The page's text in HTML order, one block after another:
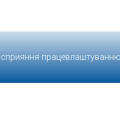
сприяння працевлаштуванню